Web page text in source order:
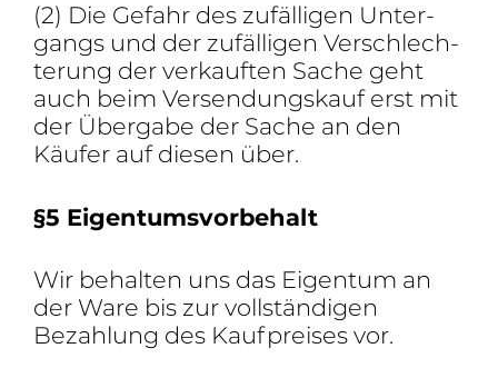
(2) Die Gefahr des zufäl­ligen Unter­
gangs und der zufäl­ligen Verschlech­
te­rung der verkauften Sache geht
auch beim Versen­dungs­kauf erst mit
der Über­gabe der Sache an den
Käufer auf diesen über.
§5 Eigen­tums­vor­be­halt
Wir behalten uns das Eigentum an
der Ware bis zur voll­stän­digen
Bezah­lung des Kauf­preises vor.